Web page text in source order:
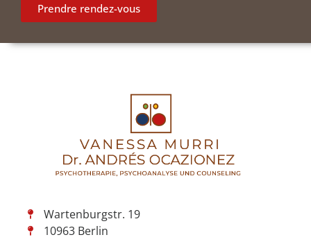
Prendre rendez-vous
Wartenburgstr. 19
10963 Berlin